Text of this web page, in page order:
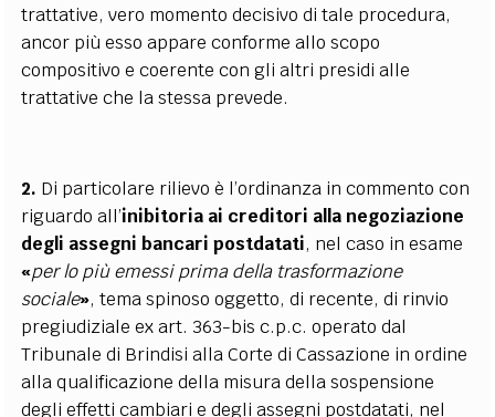
trattative, vero momento decisivo di tale procedura,
ancor più esso appare conforme allo scopo
compositivo e coerente con gli altri presidi alle
trattative che la stessa prevede.
2. Di particolare rilievo è l’ordinanza in commento con
riguardo all’inibitoria ai creditori alla negoziazione
degli assegni bancari postdatati, nel caso in esame
«per lo più emessi prima della trasformazione
sociale», tema spinoso oggetto, di recente, di rinvio
pregiudiziale ex art. 363-bis c.p.c. operato dal
Tribunale di Brindisi alla Corte di Cassazione in ordine
alla qualificazione della misura della sospensione
degli effetti cambiari e degli assegni postdatati, nel